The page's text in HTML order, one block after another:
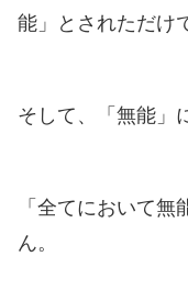
能」とされただけ
そして、「無能」
「全てにおいて
ん。